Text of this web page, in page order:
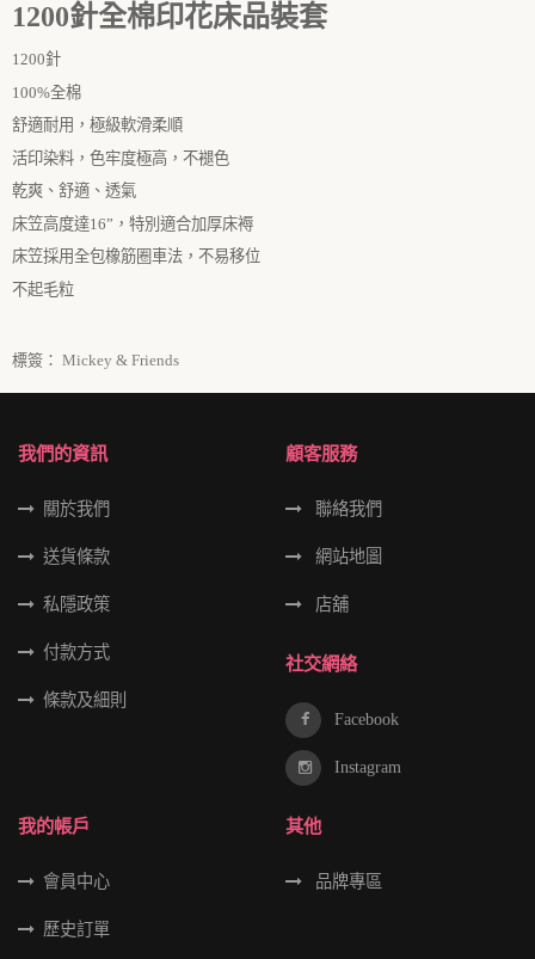
1200針全棉印花床品裝套
1200針
100%全棉
舒適耐用，極級軟滑柔順
活印染料，色牢度極高，不褪色
乾爽、舒適、透氣
床笠高度達16” ，特別適合加厚床褥
床笠採用全包橡筋圈車法，不易移位
不起毛粒
標簽： Mickey & Friends
我們的資訊
關於我們
送貨條款
私隱政策
付款方式
條款及細則
顧客服務
聯絡我們
網站地圖
店舖
社交網絡
Facebook
Instagram
我的帳戶
會員中心
歷史訂單
其他
品牌專區